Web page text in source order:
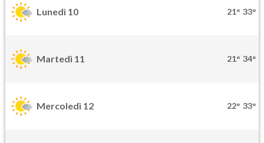
Lunedì 10 21° 33°
Martedì 11 21° 34°
Mercoledì 12 22° 33°